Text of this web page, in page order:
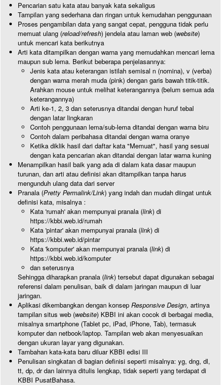
Pencarian satu kata atau banyak kata sekaligus
Tampilan yang sederhana dan ringan untuk kemudahan penggunaan
Proses pengambilan data yang sangat cepat, pengguna tidak perlu
memuat ulang (reload/refresh) jendela atau laman web (website)
untuk mencari kata berikutnya
Arti kata ditampilkan dengan warna yang memudahkan mencari lema
maupun sub lema. Berikut beberapa penjelasannya:
Jenis kata atau keterangan istilah semisal n (nomina), v (verba)
dengan warna merah muda (pink) dengan garis bawah titik-titik.
Arahkan mouse untuk melihat keterangannya (belum semua ada
keterangannya)
Arti ke-1, 2, 3 dan seterusnya ditandai dengan huruf tebal
dengan latar lingkaran
Contoh penggunaan lema/sub-lema ditandai dengan warna biru
Contoh dalam peribahasa ditandai dengan warna oranye
Ketika diklik hasil dari daftar kata "Memuat", hasil yang sesuai
dengan kata pencarian akan ditandai dengan latar warna kuning
Menampilkan hasil baik yang ada di dalam kata dasar maupun
turunan, dan arti atau definisi akan ditampilkan tanpa harus
mengunduh ulang data dari server
Pranala (Pretty Permalink/Link) yang indah dan mudah diingat untuk
definisi kata, misalnya :
Kata 'rumah' akan mempunyai pranala (link) di
https://kbbi.web.id/rumah
Kata 'pintar' akan mempunyai pranala (link) di
https://kbbi.web.id/pintar
Kata 'komputer' akan mempunyai pranala (link) di
https://kbbi.web.id/komputer
dan seterusnya
Sehingga diharapkan pranala (link) tersebut dapat digunakan sebagai
referensi dalam penulisan, baik di dalam jaringan maupun di luar
jaringan.
Aplikasi dikembangkan dengan konsep Responsive Design, artinya
tampilan situs web (website) KBBI ini akan cocok di berbagai media,
misalnya smartphone (Tablet pc, iPad, iPhone, Tab), termasuk
komputer dan netbook/laptop. Tampilan web akan menyesuaikan
dengan ukuran layar yang digunakan.
Tambahan kata-kata baru diluar KBBI edisi III
Penulisan singkatan di bagian definisi seperti misalnya: yg, dng, dl,
tt, dp, dr dan lainnya ditulis lengkap, tidak seperti yang terdapat di
KBBI PusatBahasa.